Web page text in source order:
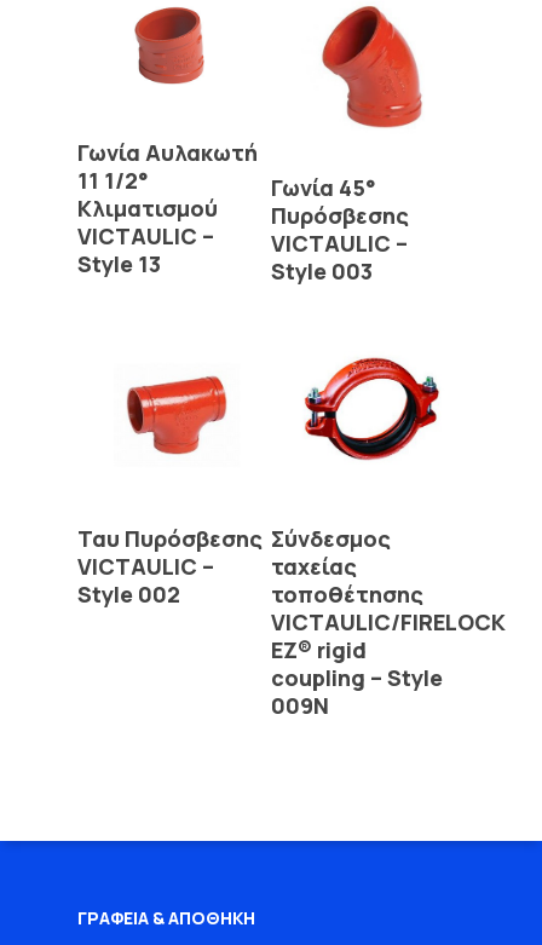
Read More
Γωνία Αυλακωτή
11 1/2°
Κλιματισμού
VICTAULIC –
Style 13
Read More
Γωνία 45°
Πυρόσβεσης
VICTAULIC –
Style 003
Read More
Ταυ Πυρόσβεσης
VICTAULIC –
Style 002
Read More
Σύνδεσμος
ταχείας
τοποθέτησης
VICTAULIC/FIRELOCK
EZ® rigid
coupling – Style
009N
ΓΡΑΦΕΙΑ & ΑΠΟΘΗΚΗ